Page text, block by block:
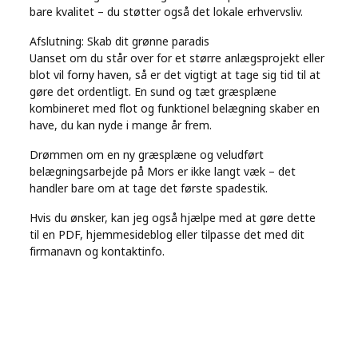
bare kvalitet – du støtter også det lokale erhvervsliv.
Afslutning: Skab dit grønne paradis
Uanset om du står over for et større anlægsprojekt eller
blot vil forny haven, så er det vigtigt at tage sig tid til at
gøre det ordentligt. En sund og tæt græsplæne
kombineret med flot og funktionel belægning skaber en
have, du kan nyde i mange år frem.
Drømmen om en ny græsplæne og veludført
belægningsarbejde på Mors er ikke langt væk – det
handler bare om at tage det første spadestik.
Hvis du ønsker, kan jeg også hjælpe med at gøre dette
til en PDF, hjemmesideblog eller tilpasse det med dit
firmanavn og kontaktinfo.